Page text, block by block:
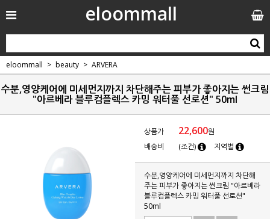
eloommall
eloommall beauty ARVERA
수분,영양케어에 미세먼지까지 차단해주는 피부가 좋아지는 썬크림
"아르베라 블루컴플렉스 카밍 워터풀 선로션" 50ml
상품가 22,600원
배송비
(조건) 지역별
수분,영양케어에 미세먼지까지 차단해
주는 피부가 좋아지는 썬크림 "아르베라
블루컴플렉스 카밍 워터풀 선로션"
50ml